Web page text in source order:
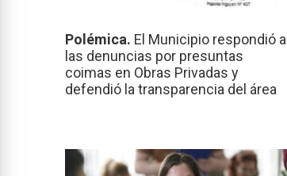
Polémica. El Municipio respondió a
las denuncias por presuntas
coimas en Obras Privadas y
defendió la transparencia del área